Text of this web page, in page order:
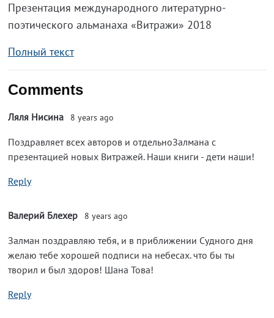
Презентация международного литературно-
поэтического альманаха «Витражи» 2018
Полный текст
Comments
Ляля Нисина 8 years ago
Поздравляет всех авторов и отдельноЗалмана с
презентацией новых Витражей. Наши книги - дети наши!
Reply
Валерий Блехер 8 years ago
Залман поздравляю тебя, и в приближении Судного дня
желаю тебе хорошей подписи на небесах. что бы ты
творил и был здоров! Шана Това!
Reply